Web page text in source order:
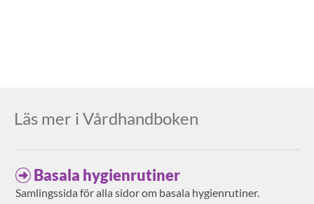
Läs mer i Vårdhandboken
Basala hygienrutiner
Samlingssida för alla sidor om basala hygienrutiner.